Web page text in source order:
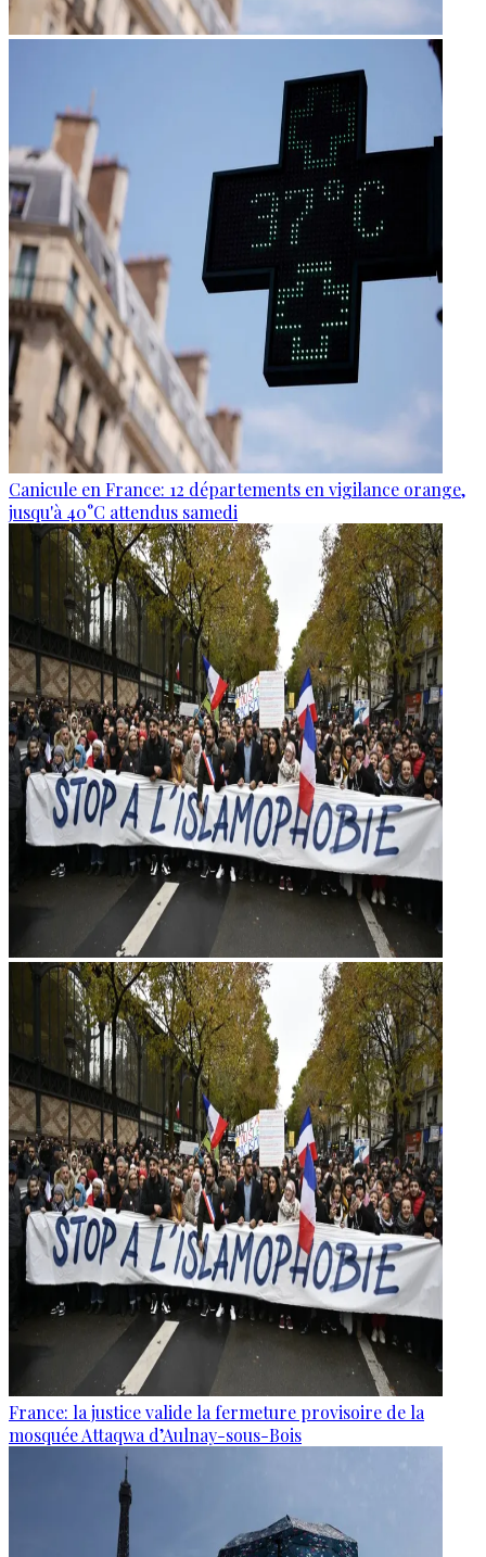
Canicule en France: 12 départements en vigilance orange,
jusqu'à 40°C attendus samedi
France: la justice valide la fermeture provisoire de la
mosquée Attaqwa d’Aulnay-sous-Bois